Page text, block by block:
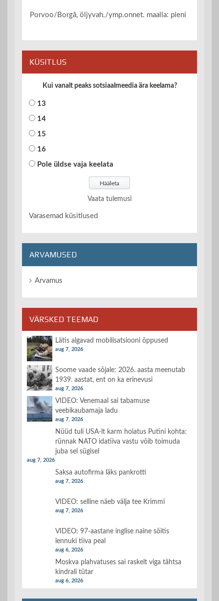
Porvoo/Borgå, öljyvah./ymp.onnet. maalla: pieni
KÜSITLUS
Kui vanalt peaks sotsiaalmeedia ära keelama?
13
14
15
16
Pole üldse vaja keelata
Vaata tulemusi
Varasemad küsitlused
ARVAMUSED
Arvamus
VÄRSKED TEEMAD
Lätis algavad mobilisatsiooni õppused
aug 7, 2026
Soome vaade sõjale: 2026. aasta meenutab
1939. aastat, ent on ka erinevusi
aug 7, 2026
VIDEO: Venemaal sai tabamuse
veebikaubamaja ladu
aug 7, 2026
Nüüd tuli USA-lt karm hoiatus Putini kohta:
rünnak NATO idatiiva vastu võib toimuda
juba sel sügisel
aug 7, 2026
Saksa autofirma läks pankrotti
aug 7, 2026
VIDEO: selline näeb välja tee Krimmi
aug 7, 2026
VIDEO: 97-aastane inglise naine sõitis
lennuki tiiva peal
aug 6, 2026
Moskva plahvatuses sai raskelt viga tähtsa
kindrali tütar
aug 6, 2026